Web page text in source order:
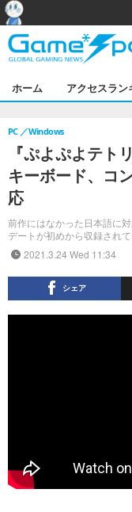
ホーム アクセスラン
『ぷよぷよテト
キーボード、コ
応
前作にはなかった日本語に
デートが初めから収録されて
PC Windows
2021.3.24 Wed 11:34
シェア